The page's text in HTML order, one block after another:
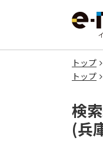
トップ
トップ
検
(兵